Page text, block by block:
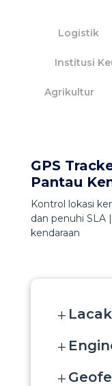
Logistik
Institusi
Agrikultur
GPS
Pantau
Kontrol lokasi
dan penuhi SLA
kendaraan
L
L
L